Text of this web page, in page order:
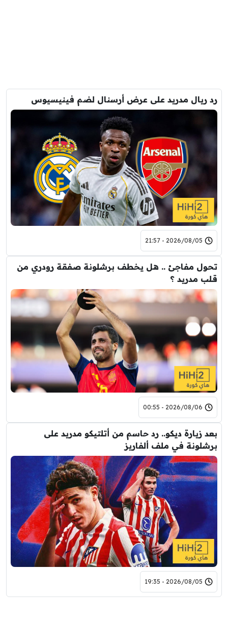
رد ريال مدريد على عرض أرسنال لضم فينيسيوس
2026/08/05 - 21:57
تحول مفاجئ .. هل يخطف برشلونة صفقة رودري من
قلب مدريد ؟
2026/08/06 - 00:55
بعد زيارة ديكو.. رد حاسم من أتلتيكو مدريد على
برشلونة في ملف ألفاريز
2026/08/05 - 19:35